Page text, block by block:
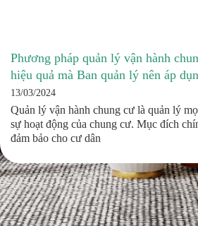
Phương pháp quản lý vận hành
hiệu quả mà Ban quản lý nên áp
13/03/2024
Quản lý vận hành chung cư là quản lý
sự hoạt động của chung cư. Mục đích
đảm bảo cho cư dân